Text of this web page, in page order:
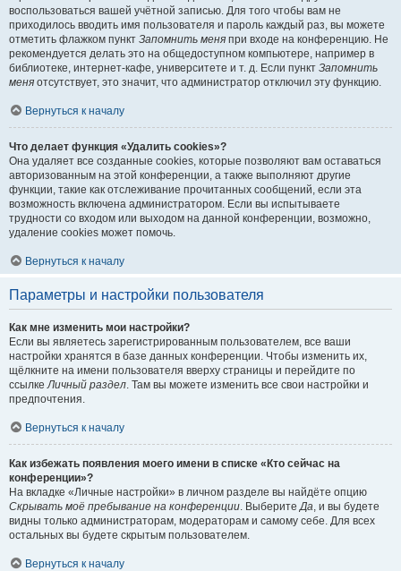
воспользоваться вашей учётной записью. Для того чтобы вам не
приходилось вводить имя пользователя и пароль каждый раз, вы можете
отметить флажком пункт Запомнить меня при входе на конференцию. Не
рекомендуется делать это на общедоступном компьютере, например в
библиотеке, интернет-кафе, университете и т. д. Если пункт Запомнить
меня отсутствует, это значит, что администратор отключил эту функцию.
Вернуться к началу
Что делает функция «Удалить cookies»?
Она удаляет все созданные cookies, которые позволяют вам оставаться
авторизованным на этой конференции, а также выполняют другие
функции, такие как отслеживание прочитанных сообщений, если эта
возможность включена администратором. Если вы испытываете
трудности со входом или выходом на данной конференции, возможно,
удаление cookies может помочь.
Вернуться к началу
Параметры и настройки пользователя
Как мне изменить мои настройки?
Если вы являетесь зарегистрированным пользователем, все ваши
настройки хранятся в базе данных конференции. Чтобы изменить их,
щёлкните на имени пользователя вверху страницы и перейдите по
ссылкеЛичный раздел. Там вы можете изменить все свои настройки и
предпочтения.
Вернуться к началу
Как избежать появления моего имени в списке «Кто сейчас на
конференции»?
На вкладке «Личные настройки» в личном разделе вы найдёте опцию
Скрывать моё пребывание на конференции. ВыберитеДа, и вы будете
видны только администраторам, модераторам и самому себе. Для всех
остальных вы будете скрытым пользователем.
Вернуться к началу